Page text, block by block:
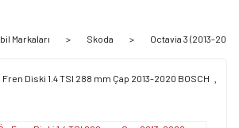
Markaları Skoda Octavia 3 (2013-2020)